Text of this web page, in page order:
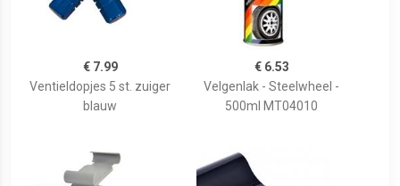
€ 7.99
Ventieldopjes 5 st. zuiger
blauw
€ 6.53
Velgenlak - Steelwheel -
500ml MT04010